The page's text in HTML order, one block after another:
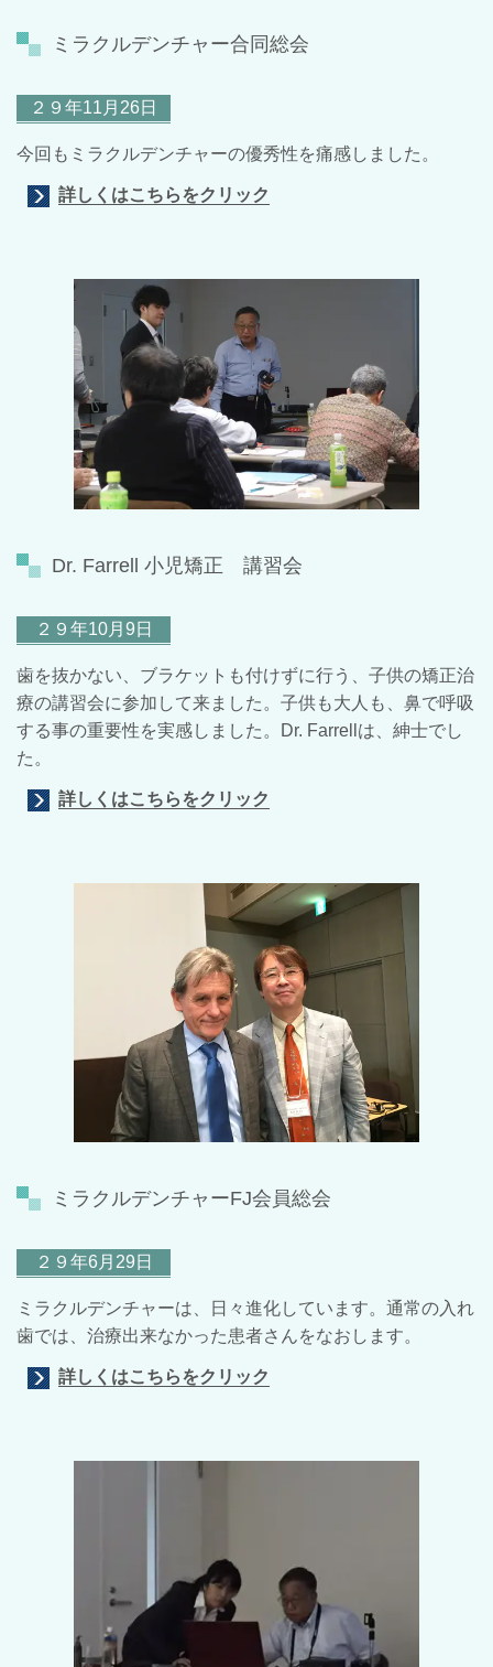
ミラクルデンチャー合同総会
２９年11月26日
今回もミラクルデンチャーの優秀性を痛感しました。
詳しくはこちらをクリック
Dr. Farrell 小児矯正 講習会
２９年10月9日
歯を抜かない、ブラケットも付けずに行う、子供の矯正治
療の講習会に参加して来ました。子供も大人も、鼻で呼吸
する事の重要性を実感しました。Dr. Farrellは、紳士でし
た。
詳しくはこちらをクリック
ミラクルデンチャーFJ会員総会
２９年6月29日
ミラクルデンチャーは、日々進化しています。通常の入れ
歯では、治療出来なかった患者さんをなおします。
詳しくはこちらをクリック